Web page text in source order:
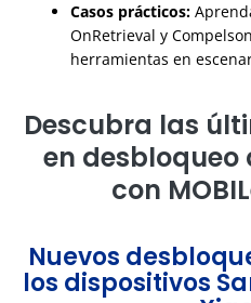
Casos prácticos:
OnRetrieval y
herramientas en
Descubra las
en desbloqueo
con
Nuevos
los dispositivos